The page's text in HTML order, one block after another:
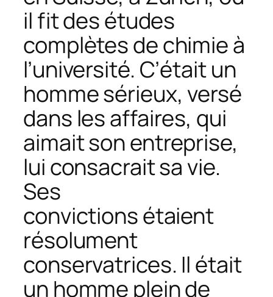
il fit des études
complètes de chimie à
l’université. C’était un
homme sérieux, versé
dans les affaires, qui
aimait son entreprise,
lui consacrait sa vie.
Ses
convictions étaient
résolument
conservatrices. Il était
un homme plein de